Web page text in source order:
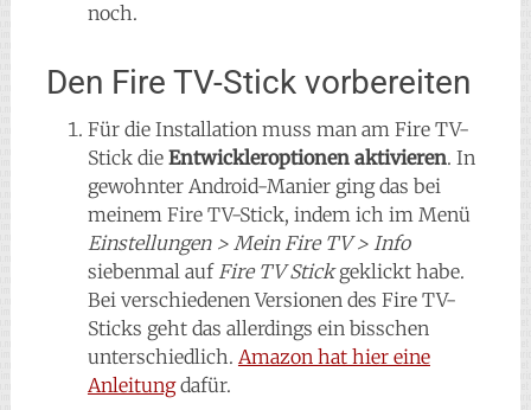
noch.
Den Fire TV-Stick vorbereiten
Für die Installation muss man am Fire TV-
Stick die Entwickleroptionen aktivieren. In
gewohnter Android-Manier ging das bei
meinem Fire TV-Stick, indem ich im Menü
Einstellungen > Mein Fire TV > Info
siebenmal auf Fire TV Stickgeklickt habe.
Bei verschiedenen Versionen des Fire TV-
Sticks geht das allerdings ein bisschen
unterschiedlich. Amazon hat hier eine
Anleitungdafür.